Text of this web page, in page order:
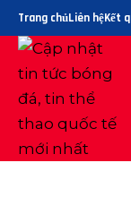
Trang chủLiên hệKết